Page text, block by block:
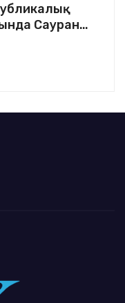
Сауран
белсене